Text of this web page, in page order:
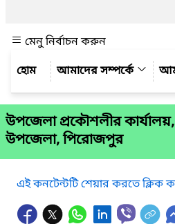
মেনু নির্বাচন করুন
আমাদের সম্পর্কে
উপজেলা প্রকৌশলীর
উপজেলা, পিরোজপুর
এই কনটেন্টটি শেয়ার করতে ক্লিক